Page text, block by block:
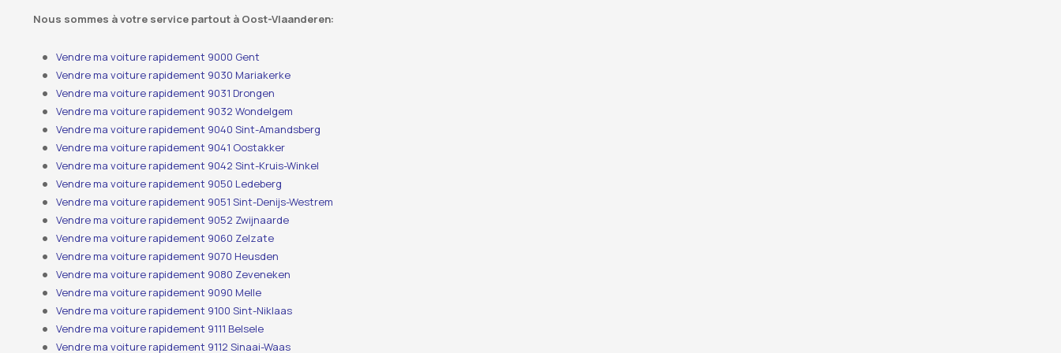
Nous sommes à votre service partout à Oost-Vlaanderen:
Vendre ma voiture rapidement 9000 Gent
Vendre ma voiture rapidement 9030 Mariakerke
Vendre ma voiture rapidement 9031 Drongen
Vendre ma voiture rapidement 9032 Wondelgem
Vendre ma voiture rapidement 9040 Sint-Amandsberg
Vendre ma voiture rapidement 9041 Oostakker
Vendre ma voiture rapidement 9042 Sint-Kruis-Winkel
Vendre ma voiture rapidement 9050 Ledeberg
Vendre ma voiture rapidement 9051 Sint-Denijs-Westrem
Vendre ma voiture rapidement 9052 Zwijnaarde
Vendre ma voiture rapidement 9060 Zelzate
Vendre ma voiture rapidement 9070 Heusden
Vendre ma voiture rapidement 9080 Zeveneken
Vendre ma voiture rapidement 9090 Melle
Vendre ma voiture rapidement 9100 Sint-Niklaas
Vendre ma voiture rapidement 9111 Belsele
Vendre ma voiture rapidement 9112 Sinaai-Waas